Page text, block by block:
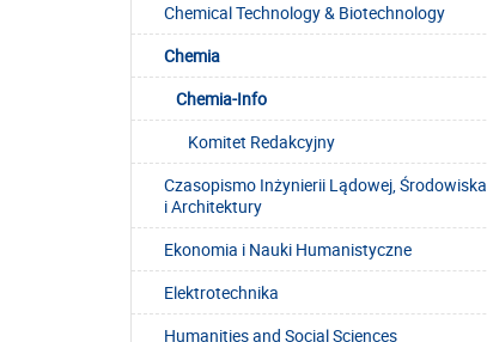
Chemical Technology & Biotechnology
Chemia
Chemia-Info
Komitet Redakcyjny
Czasopismo Inżynierii Lądowej, Środowiska
i Architektury
Ekonomia i Nauki Humanistyczne
Elektrotechnika
Humanities and Social Sciences